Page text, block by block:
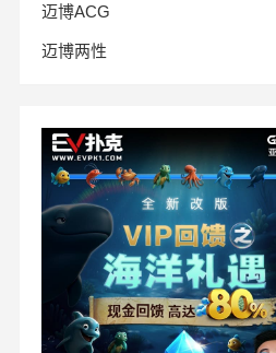
迈博ACG
迈博两性